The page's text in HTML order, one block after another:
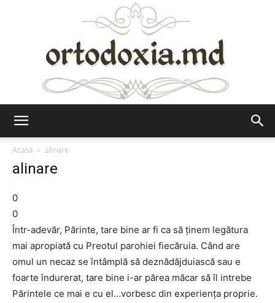
Acasă
alinare
alinare
0
0
Într-adevăr, Părinte, tare bine ar fi ca să ţinem legătura
mai apropiată cu Preotul parohiei fiecăruia. Când are
omul un necaz se întâmplă să deznădăjduiască sau e
foarte îndurerat, tare bine i-ar părea măcar să îl intrebe
Părintele ce mai e cu el…vorbesc din experienţa proprie.